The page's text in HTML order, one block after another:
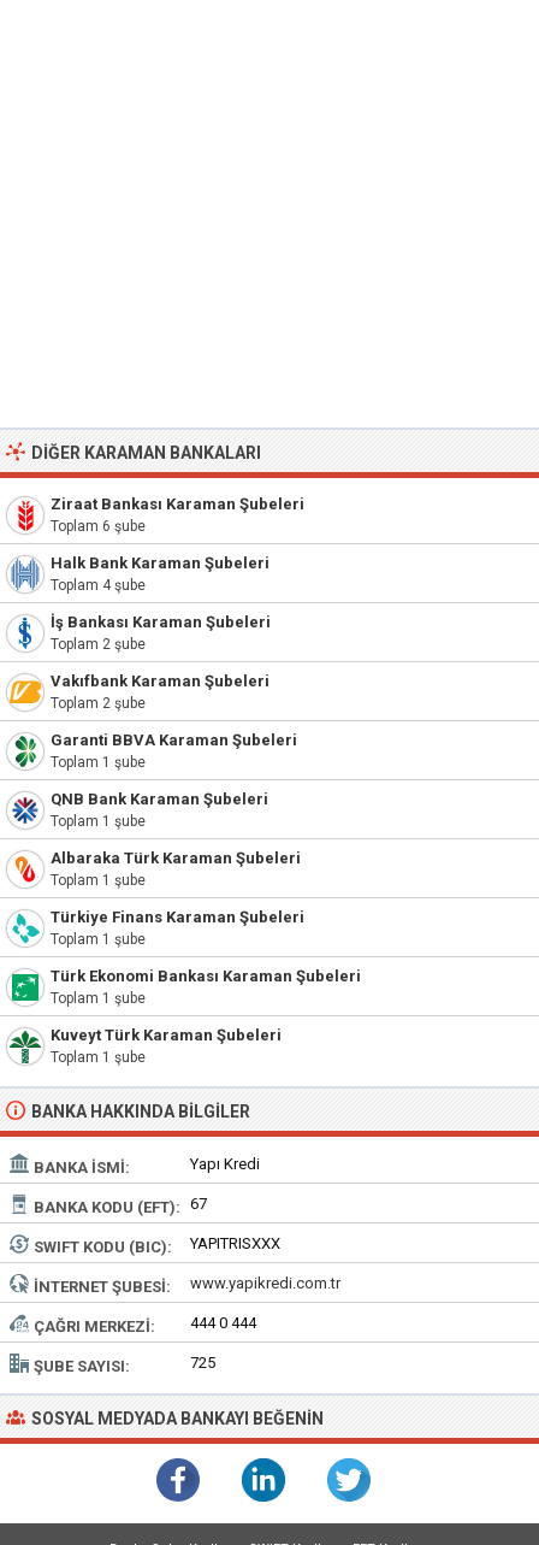
DIĞER KARAMAN BANKALARI
Ziraat Bankası Karaman Şubeleri
Toplam 6 şube
Halk Bank Karaman Şubeleri
Toplam 4 şube
İş Bankası Karaman Şubeleri
Toplam 2 şube
Vakıfbank Karaman Şubeleri
Toplam 2 şube
Garanti BBVA Karaman Şubeleri
Toplam 1 şube
QNB Bank Karaman Şubeleri
Toplam 1 şube
Albaraka Türk Karaman Şubeleri
Toplam 1 şube
Türkiye Finans Karaman Şubeleri
Toplam 1 şube
Türk Ekonomi Bankası Karaman Şubeleri
Toplam 1 şube
Kuveyt Türk Karaman Şubeleri
Toplam 1 şube
BANKA HAKKINDA BILGILER
BANKA İSMI: Yapı Kredi
BANKA KODU (EFT): 67
SWIFT KODU (BIC): YAPITRISXXX
İNTERNET ŞUBESI: www.yapikredi.com.tr
ÇAĞRI MERKEZI: 444 0 444
ŞUBE SAYISI: 725
SOSYAL MEDYADA BANKAYI BEĞENIN